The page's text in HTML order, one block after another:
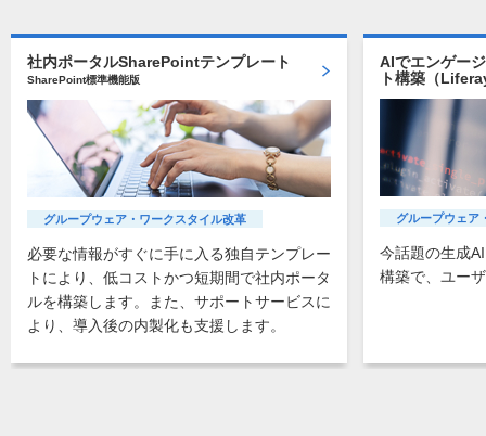
社内ポータルSharePointテンプレート
SharePoint標準機能版
グループウェア・ワークスタイル改革
必要な情報がすぐに手に入る独自テンプレー
トにより、低コストかつ短期間で社内ポータ
ルを構築します。また、サポートサービスに
より、導入後の内製化も支援します。
AIでエンゲー
ト構築（
グループウェア
今話題の生成
構築で、ユー